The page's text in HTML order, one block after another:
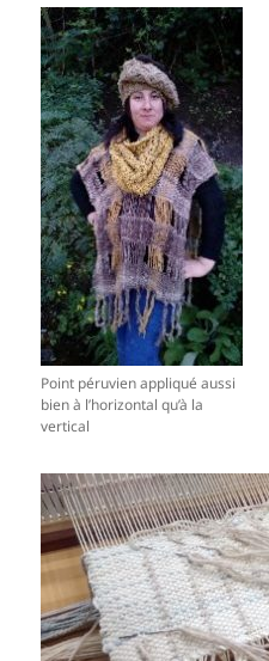
Point péruvien appliqué aussi
bien à l’horizontal qu’à la
vertical